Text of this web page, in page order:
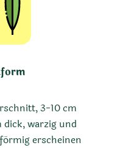
3-10 cm
warzig und
erscheinen